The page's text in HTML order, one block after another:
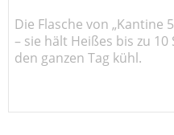
Die Flasche von „Kantine
– sie hält Heißes bis zu
den ganzen Tag kühl.